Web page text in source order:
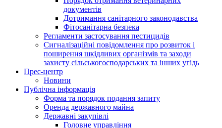
документів
Дотримання санітарного законодавства
Фітосанітарна безпека
Регламенти застосування пестицидів
Сигналізаційні повідомлення про розвиток і
поширення шкідливих організмів та заходи
захисту сільськогосподарських та інших угідь
Прес-центр
Новини
Публічна інформація
Форма та порядок подання запиту
Оренда державного майна
Державні закупівлі
Головне управління